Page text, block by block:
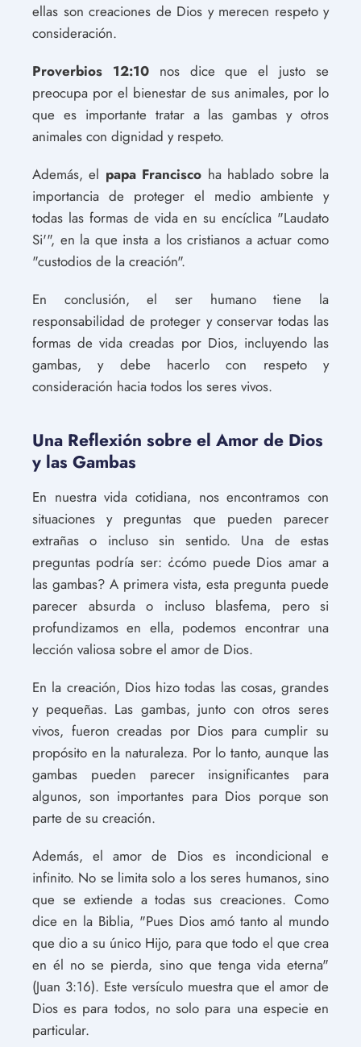
ellas son creaciones de Dios y merecen respeto y
consideración.
Proverbios 12:10 nos dice que el justo se
preocupa por el bienestar de sus animales, por lo
que es importante tratar a las gambas y otros
animales con dignidad y respeto.
Además, el papa Francisco ha hablado sobre la
importancia de proteger el medio ambiente y
todas las formas de vida en su encíclica "Laudato
Si'", en la que insta a los cristianos a actuar como
"custodios de la creación".
En conclusión, el ser humano tiene la
responsabilidad de proteger y conservar todas las
formas de vida creadas por Dios, incluyendo las
gambas, y debe hacerlo con respeto y
consideración hacia todos los seres vivos.
Una Reflexión sobre el Amor de Dios
y las Gambas
En nuestra vida cotidiana, nos encontramos con
situaciones y preguntas que pueden parecer
extrañas o incluso sin sentido. Una de estas
preguntas podría ser: ¿cómo puede Dios amar a
las gambas? A primera vista, esta pregunta puede
parecer absurda o incluso blasfema, pero si
profundizamos en ella, podemos encontrar una
lección valiosa sobre el amor de Dios.
En la creación, Dios hizo todas las cosas, grandes
y pequeñas. Las gambas, junto con otros seres
vivos, fueron creadas por Dios para cumplir su
propósito en la naturaleza. Por lo tanto, aunque las
gambas pueden parecer insignificantes para
algunos, son importantes para Dios porque son
parte de su creación.
Además, el amor de Dios es incondicional e
infinito. No se limita solo a los seres humanos, sino
que se extiende a todas sus creaciones. Como
dice en la Biblia, "Pues Dios amó tanto al mundo
que dio a su único Hijo, para que todo el que crea
en él no se pierda, sino que tenga vida eterna"
(Juan 3:16). Este versículo muestra que el amor de
Dios es para todos, no solo para una especie en
particular.